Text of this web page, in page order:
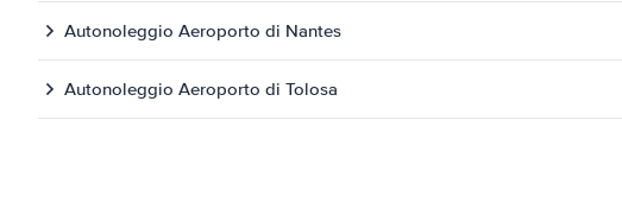
Autonoleggio Aeroporto di Nantes
Autonoleggio Aeroporto di Tolosa